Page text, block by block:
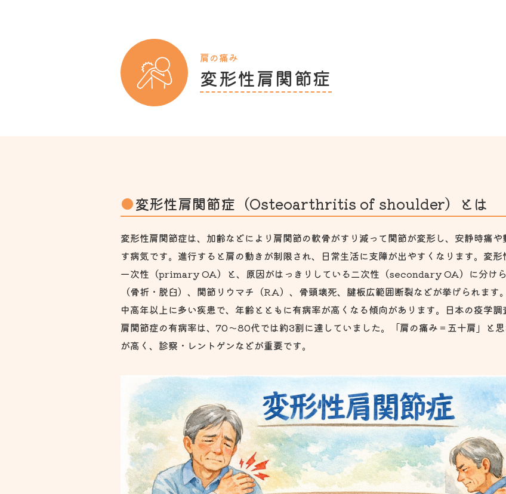
肩の痛み
変形性肩関節症
変形性肩関節症（Osteoarthritis of shoulder）とは
変形性肩関節症は、加齢などにより肩関節の軟骨がすり減って関節が変形し、安静時痛
す病気です。進行すると肩の動きが制限され、日常生活に支障が出やすくなります。変
一次性（primary OA）と、原因がはっきりしている二次性（secondary OA）に分け
（骨折・脱臼）、関節リウマチ（RA）、骨頭壊死、腱板広範囲断裂などが挙げられます。
中高年以上に多い疾患で、年齢とともに有病率が高くなる傾向があります。日本の疫学
肩関節症の有病率は、70〜80代では約3割に達していました。「肩の痛み＝五十肩」と
が高く、診察・レントゲンなどが重要です。